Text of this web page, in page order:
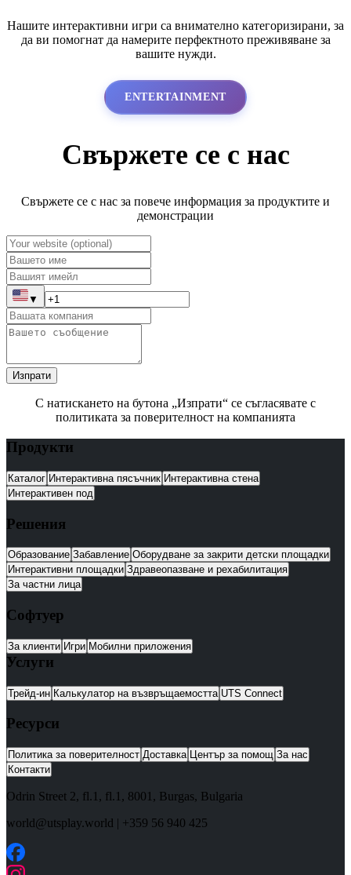
Нашите интерактивни игри са внимателно категоризирани, за
да ви помогнат да намерите перфектното преживяване за
вашите нужди.
ENTERTAINMENT
Свържете се с нас
Свържете се с нас за повече информация за продуктите и
демонстрации
▼
Изпрати
С натискането на бутона „Изпрати“ се съгласявате с
политиката за поверителност на компанията
Продукти
Каталог Интерактивна пясъчник Интерактивна стена
Интерактивен под
Решения
Образование Забавление Оборудване за закрити детски площадки
Интерактивни площадки Здравеопазване и рехабилитация
За частни лица
Софтуер
За клиенти Игри Мобилни приложения
Услуги
Трейд-ин Калькулатор на възвръщаемостта UTS Connect
Ресурси
Политика за поверителност Доставка Център за помощ За нас
Контакти
Odrin Street 2, fl.1 , fl.1, 8001 , Burgas, Bulgaria
world@utsplay.world | +359 56 940 425